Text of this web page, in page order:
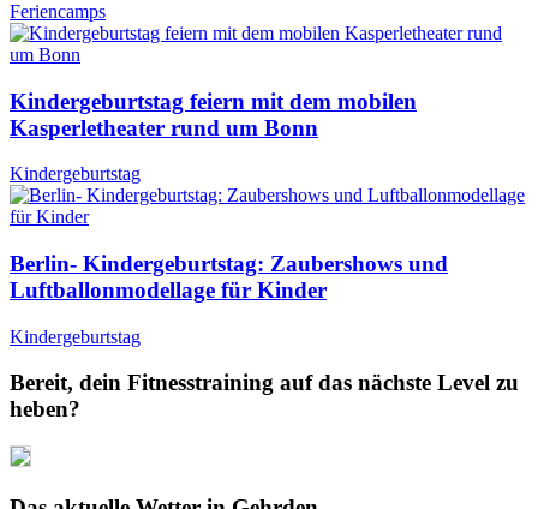
Feriencamps
Kindergeburtstag feiern mit dem mobilen
Kasperletheater rund um Bonn
Kindergeburtstag
Berlin- Kindergeburtstag: Zaubershows und
Luftballonmodellage für Kinder
Kindergeburtstag
Bereit, dein Fitnesstraining auf das nächste Level zu
heben?